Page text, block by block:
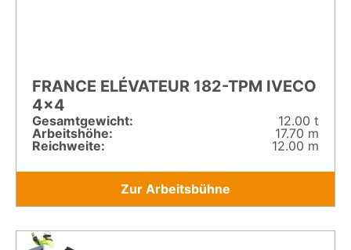
FRANCE ELÉVATEUR 182-TPM IVECO
4×4
Gesamt­gewicht:
12.00 t
Arbeitshöhe:
17.70 m
Reichweite:
12.00 m
Zur Arbeitsbühne